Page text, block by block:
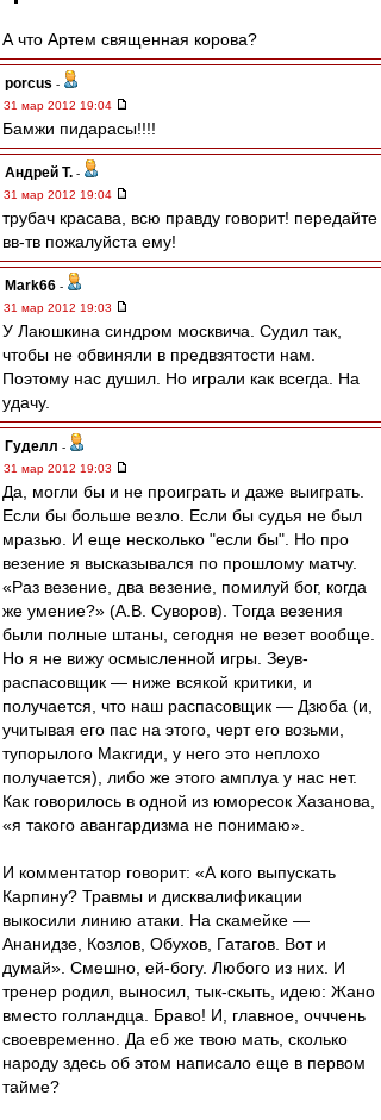
А что Артем священная корова?
porcus -
31 мар 2012 19:04
Бамжи пидарасы!!!!
Андрей Т. -
31 мар 2012 19:04
трубач красава, всю правду говорит! передайте
вв-тв пожалуйста ему!
Mark66 -
31 мар 2012 19:03
У Лаюшкина синдром москвича. Судил так,
чтобы не обвиняли в предвзятости нам.
Поэтому нас душил. Но играли как всегда. На
удачу.
Гуделл -
31 мар 2012 19:03
Да, могли бы и не проиграть и даже выиграть.
Если бы больше везло. Если бы судья не был
мразью. И еще несколько "если бы". Но про
везение я высказывался по прошлому матчу.
«Раз везение, два везение, помилуй бог, когда
же умение?» (А.В. Суворов). Тогда везения
были полные штаны, сегодня не везет вообще.
Но я не вижу осмысленной игры. Зеув-
распасовщик — ниже всякой критики, и
получается, что наш распасовщик — Дзюба (и,
учитывая его пас на этого, черт его возьми,
тупорылого Макгиди, у него это неплохо
получается), либо же этого амплуа у нас нет.
Как говорилось в одной из юморесок Хазанова,
«я такого авангардизма не понимаю».
И комментатор говорит: «А кого выпускать
Карпину? Травмы и дисквалификации
выкосили линию атаки. На скамейке —
Ананидзе, Козлов, Обухов, Гатагов. Вот и
думай». Смешно, ей-богу. Любого из них. И
тренер родил, выносил, тык-скыть, идею: Жано
вместо голландца. Браво! И, главное, очччень
своевременно. Да еб же твою мать, сколько
народу здесь об этом написало еще в первом
тайме?